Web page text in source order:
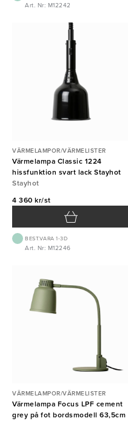
Art. Nr: M12242
VÄRMELAMPOR/VÄRMELISTER
Värmelampa Classic 1224
hissfunktion svart lack Stayhot
Stayhot
4 360 kr/st
BEST.VARA 1-3D
Art. Nr: M12246
VÄRMELAMPOR/VÄRMELISTER
Värmelampa Focus LPF cement
grey på fot bordsmodell 63,5cm